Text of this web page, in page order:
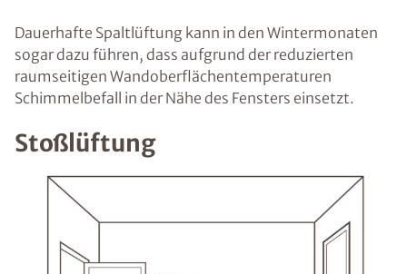
Dauerhafte Spaltlüftung kann in den Wintermonaten
sogar dazu führen, dass aufgrund der reduzierten
raumseitigen Wandoberflächentemperaturen
Schimmelbefall in der Nähe des Fensters einsetzt.
Stoßlüftung